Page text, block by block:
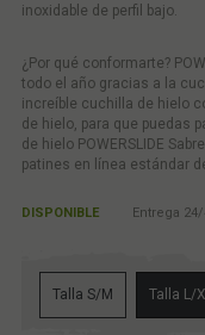
inoxidable de perfil bajo.
¿Por qué conformarte?
todo el año gracias a la
increíble cuchilla de hielo
de hielo, para que puedas
de hielo POWERSLIDE
patines en línea estándar
DISPONIBLE Entrega
Talla S/M Talla L/